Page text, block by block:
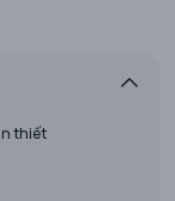
thiết